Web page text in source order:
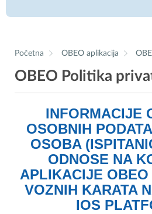
Početna OBEO aplikacija
OBEO Politika
INFORMACIJE
OSOBNIH
OSOBA
ODNOSE NA
APLIKACIJE
VOZNIH KARATA
IOS